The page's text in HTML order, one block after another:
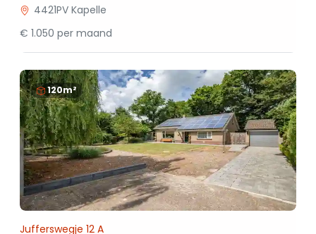
4421PV Kapelle
€ 1.050 per maand
120m²
Jufferswegje 12 A